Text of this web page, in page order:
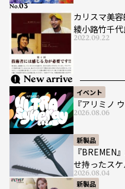
カリスマ美
綾小路竹千
2022.09.22
No.
New arrive
イベント
『アリミノ
2026.08.06
新製品
『BREMEN
せ持ったス
2026.08.04
新製品